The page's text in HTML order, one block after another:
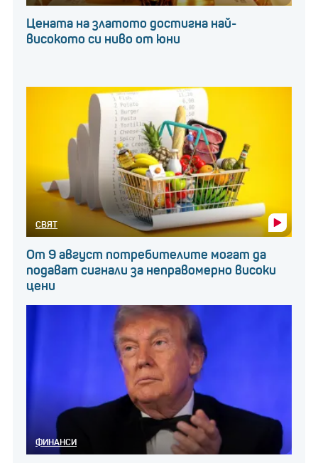
Цената на златото достигна най-
високото си ниво от юни
СВЯТ
От 9 август потребителите могат да
подават сигнали за неправомерно високи
цени
ФИНАНСИ